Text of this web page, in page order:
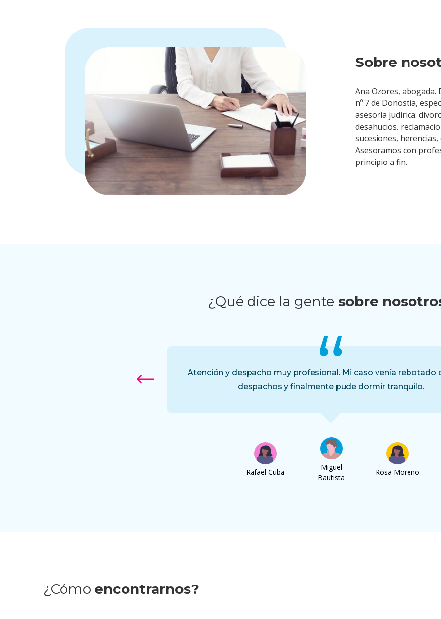
Sobre
Ana Ozores, abogada.
nº 7 de Donostia,
asesoría judírica:
desahucios,
sucesiones,
Asesoramos con
principio a fin.
¿Qué dice la gente sobre
tranquilidad. Definitivamente
Atención y despacho muy profesional. Mi caso venía rebotado
despachos y finalmente pude dormir tranquilo.
Rafael Cuba
Miguel
Bautista
Rosa Moreno
¿Cómo encontrarnos?